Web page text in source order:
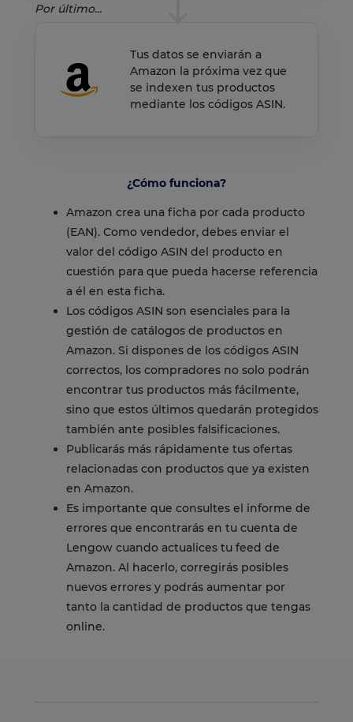
Por último...
Tus datos se enviarán a
Amazon la próxima vez que
se indexen tus productos
mediante los códigos ASIN.
¿Cómo funciona?
Amazon crea una ficha por cada producto
(EAN). Como vendedor, debes enviar el
valor del código ASIN del producto en
cuestión para que pueda hacerse referencia
a él en esta ficha.
Los códigos ASIN son esenciales para la
gestión de catálogos de productos en
Amazon. Si dispones de los códigos ASIN
correctos, los compradores no solo podrán
encontrar tus productos más fácilmente,
sino que estos últimos quedarán protegidos
también ante posibles falsificaciones.
Publicarás más rápidamente tus ofertas
relacionadas con productos que ya existen
en Amazon.
Es importante que consultes el informe de
errores que encontrarás en tu cuenta de
Lengow cuando actualices tu feed de
Amazon. Al hacerlo, corregirás posibles
nuevos errores y podrás aumentar por
tanto la cantidad de productos que tengas
online.